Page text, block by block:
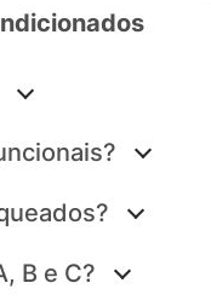
B e C?